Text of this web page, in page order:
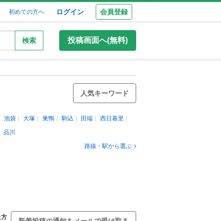
初めての方へ ログイン 会員登録
検索 投稿画面へ(無料)
人気キーワード
池袋 大塚 巣鴨 駒込 田端
西日暮里
品川
路線・駅から選ぶ